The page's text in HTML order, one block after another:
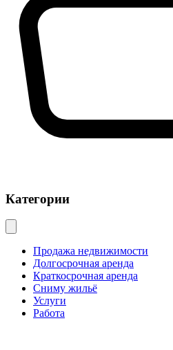
Категории
Продажа недвижимости
Долгосрочная аренда
Краткосрочная аренда
Сниму жильё
Услуги
Работа